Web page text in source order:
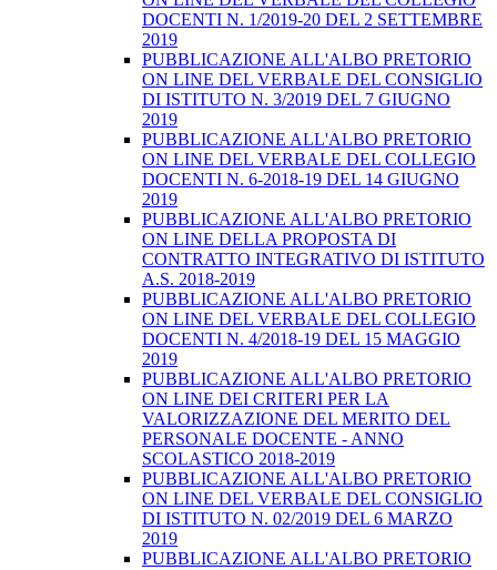
DOCENTI N. 1/2019-20 DEL 2 SETTEMBRE
2019
PUBBLICAZIONE ALL'ALBO PRETORIO
ON LINE DEL VERBALE DEL CONSIGLIO
DI ISTITUTO N. 3/2019 DEL 7 GIUGNO
2019
PUBBLICAZIONE ALL'ALBO PRETORIO
ON LINE DEL VERBALE DEL COLLEGIO
DOCENTI N. 6-2018-19 DEL 14 GIUGNO
2019
PUBBLICAZIONE ALL'ALBO PRETORIO
ON LINE DELLA PROPOSTA DI
CONTRATTO INTEGRATIVO DI ISTITUTO
A.S. 2018-2019
PUBBLICAZIONE ALL'ALBO PRETORIO
ON LINE DEL VERBALE DEL COLLEGIO
DOCENTI N. 4/2018-19 DEL 15 MAGGIO
2019
PUBBLICAZIONE ALL'ALBO PRETORIO
ON LINE DEI CRITERI PER LA
VALORIZZAZIONE DEL MERITO DEL
PERSONALE DOCENTE - ANNO
SCOLASTICO 2018-2019
PUBBLICAZIONE ALL'ALBO PRETORIO
ON LINE DEL VERBALE DEL CONSIGLIO
DI ISTITUTO N. 02/2019 DEL 6 MARZO
2019
PUBBLICAZIONE ALL'ALBO PRETORIO